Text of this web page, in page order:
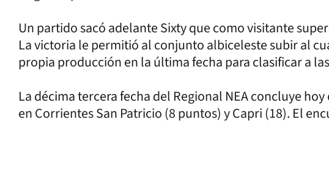
Un partido sacó adelante Sixty que como visitante
La victoria le permitió al conjunto albiceleste subir al
propia producción en la última fecha para clasificar a
La décima tercera fecha del Regional NEA concluye
en Corrientes San Patricio (8 puntos) y Capri (18). El